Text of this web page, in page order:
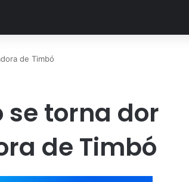
de Timbó
torna dor
de Timbó